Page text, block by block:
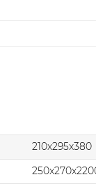
210x295x380